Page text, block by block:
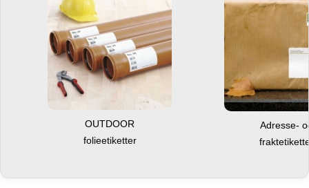
OUTDOOR
folieetiketter
Adresse-